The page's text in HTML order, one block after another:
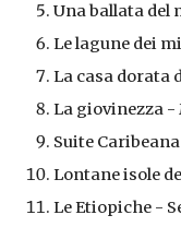
Una ballata del
Le lagune dei
La casa dorata
La giovinezza -
Suite
Lontane isole
Le Etiopiche -